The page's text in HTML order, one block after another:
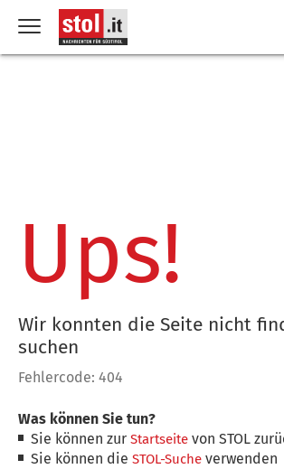
Ups!
Wir konnten die Seite nicht
suchen
Fehlercode: 404
Was können Sie tun?
Sie können zurStartseite von STOL
Sie können dieSTOL-Suche verwenden